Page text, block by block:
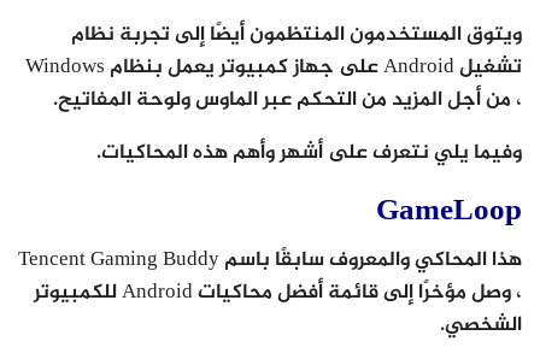
ويتوق المستخدمون المنتظمون أيضًا إلى تجربة نظام
تشغيل Android على جهاز كمبيوتر يعمل بنظام Windows
، من أجل المزيد من التحكم عبر الماوس ولوحة المفاتيح.
وفيما يلي نتعرف على أشهر وأهم هذه المحاكيات.
GameLoop
هذا المحاكي والمعروف سابقًا باسم Tencent Gaming Buddy
، وصل مؤخرًا إلى قائمة أفضل محاكيات Android للكمبيوتر
الشخصي.